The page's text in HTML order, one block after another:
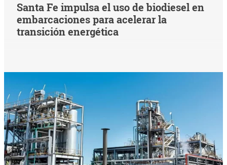
Santa Fe impulsa el uso de biodiesel en
embarcaciones para acelerar la
transición energética